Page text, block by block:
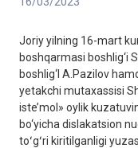
Joriy yilning 16-mart
boshqarmasi boshlig‘i
boshlig‘I A.Pazilov
yetakchi mutaxassisi
iste’mol» oylik
bo‘yicha dislakatsion
toʻgʻri kiritilganligi